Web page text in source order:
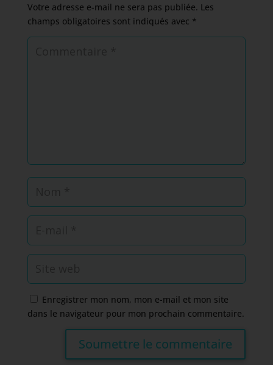
Votre adresse e-mail ne sera pas publiée. Les
champs obligatoires sont indiqués avec *
Enregistrer mon nom, mon e-mail et mon site
dans le navigateur pour mon prochain commentaire.
Soumettre le commentaire